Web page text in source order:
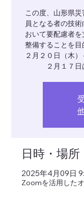
この度、山形県
員となる者の技
おいて要配慮者
整備することを目
２月２０日（木
２月１７
日時・場所
2025年4月09日
Zoomを活用した